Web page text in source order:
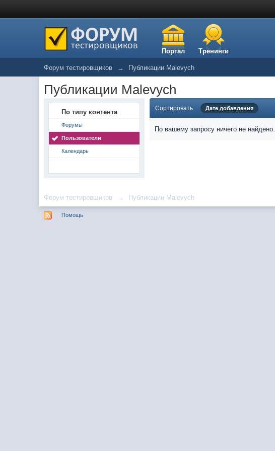
Портал Тренинги
Форум тестировщиков → Публикации Malevych
Публикации Malevych
По типу контента
Форумы
Пользователи
Календарь
Сортировать Дате добавления
По вашему запросу ничего не найдено.
Форум тестировщиков → Публикации Malevych
Помощь